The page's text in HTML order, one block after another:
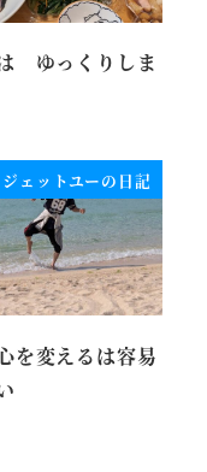
ゆっくりしま
ジェットユーの日記
を変えるは容易